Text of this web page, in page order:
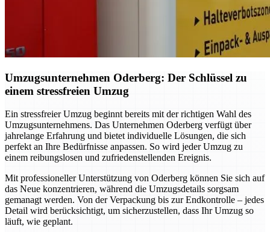
Umzugsunternehmen Oderberg: Der Schlüssel zu
einem stressfreien Umzug
Ein stressfreier Umzug beginnt bereits mit der richtigen Wahl des
Umzugsunternehmens. Das Unternehmen Oderberg verfügt über
jahrelange Erfahrung und bietet individuelle Lösungen, die sich
perfekt an Ihre Bedürfnisse anpassen. So wird jeder Umzug zu
einem reibungslosen und zufriedenstellenden Ereignis.
Mit professioneller Unterstützung von Oderberg können Sie sich auf
das Neue konzentrieren, während die Umzugsdetails sorgsam
gemanagt werden. Von der Verpackung bis zur Endkontrolle – jedes
Detail wird berücksichtigt, um sicherzustellen, dass Ihr Umzug so
läuft, wie geplant.